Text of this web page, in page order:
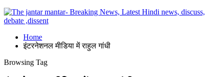
Home
इंटरनेशनल मीडिया में राहुल गांधी
Browsing Tag